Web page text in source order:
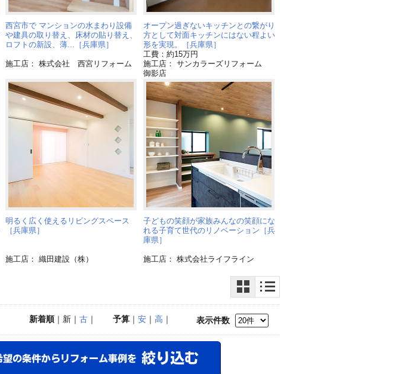
西宮市で マンションの水まわり設備
や建具の取り替え、床材の貼り替え、
ロフトの新設、薄...［兵庫県］
施工店： 株式会社 西宮リフォーム
オープン過ぎないキッチンとの繋がり
方として対面キッチンにはない程よい
形を実現。［兵庫県］
工費：約15万円
施工店： サンカラーズリフォーム
御影店
明るく広く使えるリビングスペース
［兵庫県］
施工店： 織田建設（株）
子どもの笑顔が家族みんなの笑顔にな
れる子育て世代のリノベーション［兵
庫県］
施工店： 株式会社ライフライン
表示件数
予算｜ 安｜ 高 ｜
新着順｜新｜ 古｜